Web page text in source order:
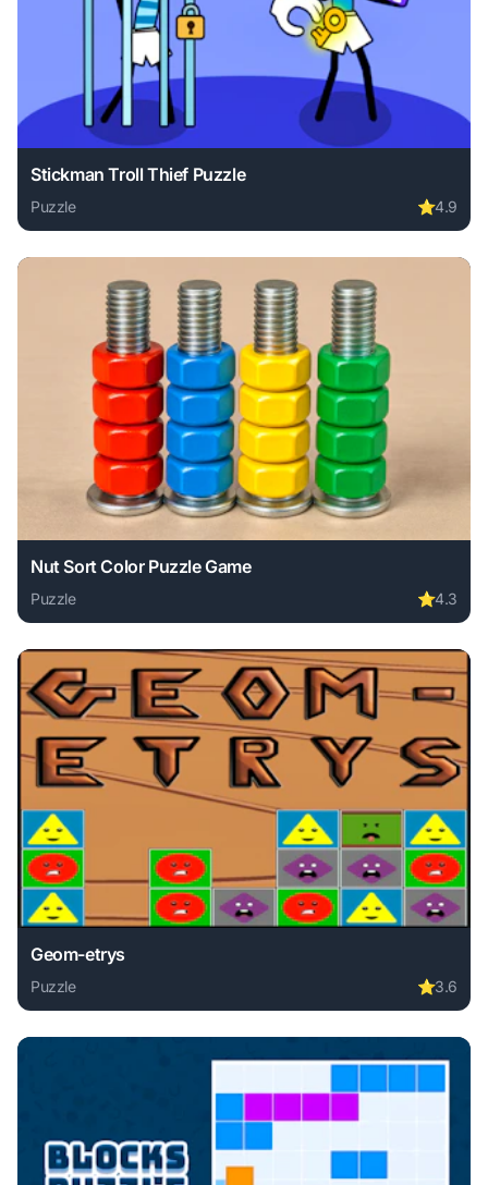
Stickman Troll Thief Puzzle
Puzzle ⭐4.9
Play Stickman Troll Thief Puzzle online free. puzzle
Nut Sort Color Puzzle Game
Puzzle ⭐4.3
Play Nut Sort Color Puzzle Game online free. puzzle
Geom-etrys
Puzzle ⭐3.6
Play Geom-etrys online free. puzzle game, no download